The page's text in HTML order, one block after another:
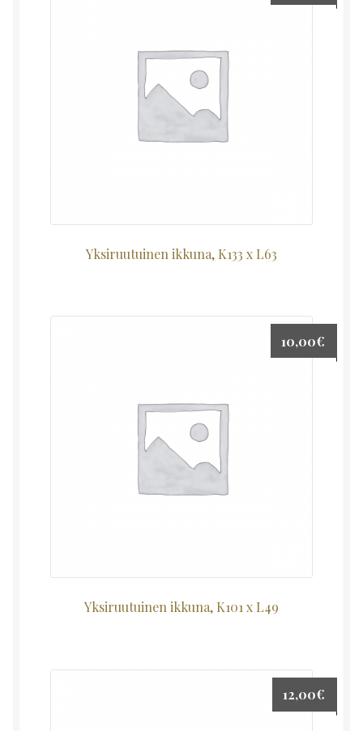
Yksiruutuinen ikkuna, K133 x L63
Yksiruutuinen ikkuna, K101 x L49
10,00€
12,00€